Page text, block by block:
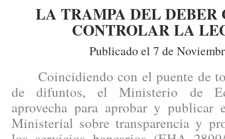
LA TRAMPA DEL DEBER
CONTROLAR LA
Publicado el 7 de
Coincidiendo con el puente de
de difuntos, el Ministerio de
aprovecha para aprobar y
Ministerial sobre transparencia y